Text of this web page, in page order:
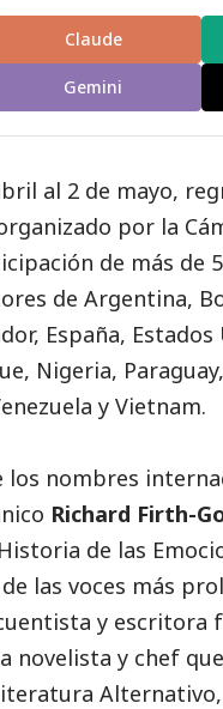
Claude
Gemini
al 2 de mayo,
por la
de más de
de Argentina,
España,
Nigeria,
y Vietnam.
los nombres
Richard Firth-
de las
las voces más
y escritora
novelista y chef
Alternativo,